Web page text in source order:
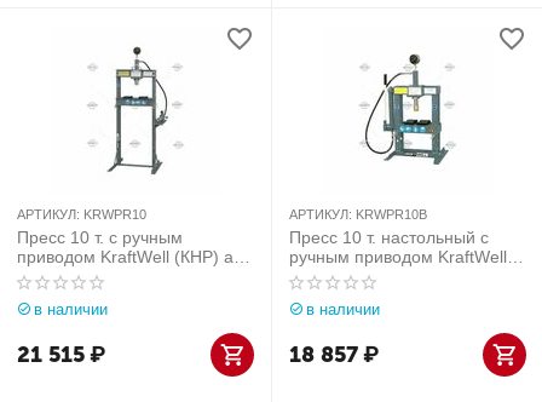
АРТИКУЛ: KRWPR10
Пресс 10 т. с ручным
приводом KraftWell (КНР) арт.
KRWPR10
в наличии
21 515₽
АРТИКУЛ: KRWPR10B
Пресс 10 т. настольный с
ручным приводом KraftWell
(КНР) арт. KRWPR10B
в наличии
18 857₽